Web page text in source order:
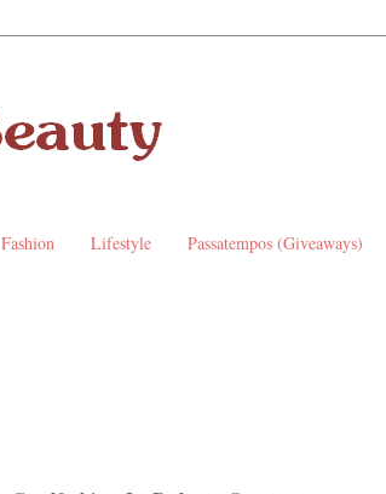
Fashion Lifestyle Passatempos (Giveaways)